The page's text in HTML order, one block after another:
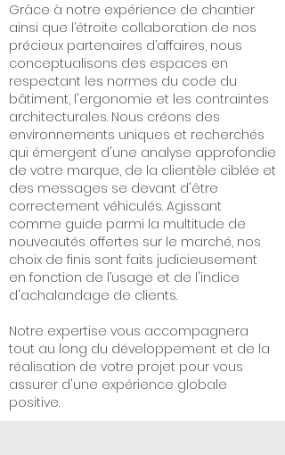
Grâce à notre expérience de chantier
ainsi que l’étroite collaboration de nos
précieux partenaires d’affaires, nous
conceptualisons des espaces en
respectant les normes du code du
bâtiment, l'ergonomie et les contraintes
architecturales. Nous créons des
environnements uniques et recherchés
qui émergent d'une analyse approfondie
de votre marque, de la clientèle ciblée et
des messages se devant d'être
correctement véhiculés. Agissant
comme guide parmi la multitude de
nouveautés offertes sur le marché, nos
choix de finis sont faits judicieusement
en fonction de l’usage et de l'indice
d'achalandage de clients.
Notre expertise vous accompagnera
tout au long du développement et de la
réalisation de votre projet pour vous
assurer d'une expérience globale
positive.